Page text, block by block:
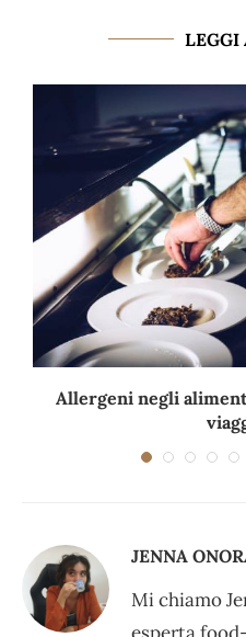
LEGGI
Allergeni negli
JENNA
Mi chiamo